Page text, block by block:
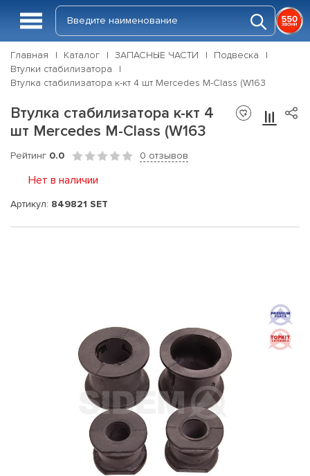
Главная Каталог ЗАПАСНЫЕ ЧАСТИ
Подвеска
Втулки стабилизатора
Втулка стабилизатора к-кт 4 шт Mercedes M-Class (W163
Втулка стабилизатора к-кт 4
шт Mercedes M-Class (W163
Рейтинг 0.0 0 отзывов
Нет в наличии
Артикул: 849821 SET